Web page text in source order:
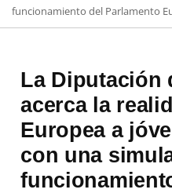
funcionamiento del Parlamento
La Diputación
acerca la
Europea a
con una